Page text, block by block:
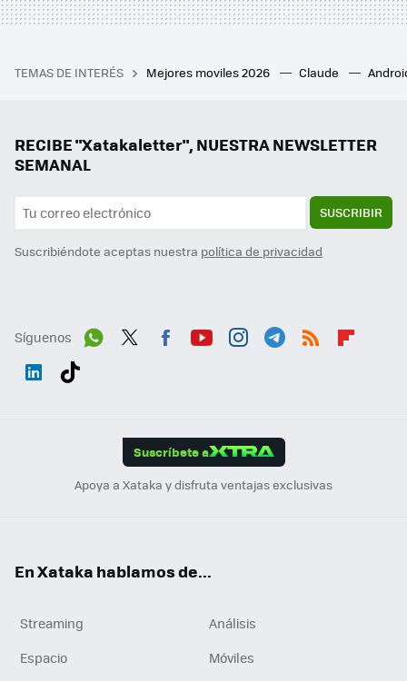
TEMAS DE INTERÉS Mejores moviles 2026 Claude
RECIBE "Xatakaletter", NUESTRA NEWSLETTER
SEMANAL
SUSCRIBIR
Suscribiéndote aceptas nuestra política de privacidad
Síguenos
Suscríbete a
Apoya a Xataka y disfruta ventajas exclusivas
En Xataka hablamos de...
Streaming
Análisis
Espacio
Móviles